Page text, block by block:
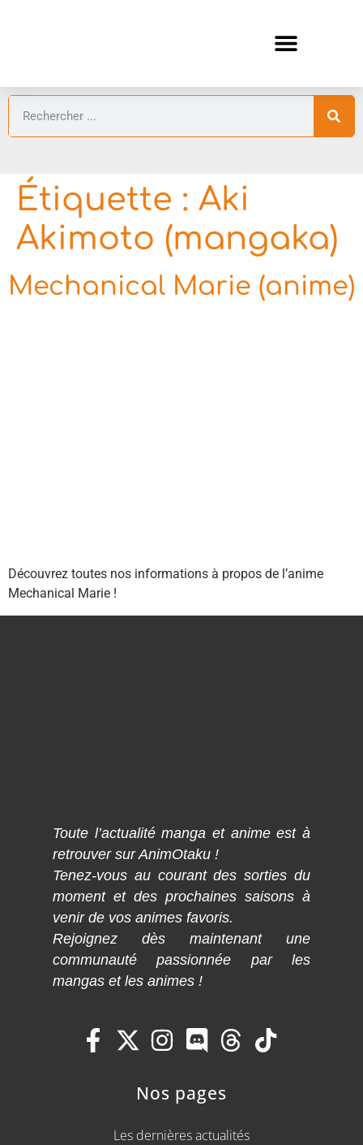
Étiquette : Aki
Akimoto (mangaka)
Mechanical Marie (anime)
Découvrez toutes nos informations à propos de l’anime
Mechanical Marie !
Toute l’actualité manga et anime est à
retrouver sur AnimOtaku !
Tenez-vous au courant des sorties du
moment et des prochaines saisons à
venir de vos animes favoris.
Rejoignez dès maintenant une
communauté passionnée par les
mangas et les animes !
Nos pages
Les dernières actualités